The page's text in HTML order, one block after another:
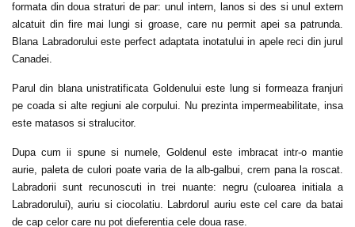
formata din doua straturi de par: unul intern, lanos si des si unul extern
alcatuit din fire mai lungi si groase, care nu permit apei sa patrunda.
Blana Labradorului este perfect adaptata inotatului in apele reci din jurul
Canadei.
Parul din blana unistratificata Goldenului este lung si formeaza franjuri
pe coada si alte regiuni ale corpului. Nu prezinta impermeabilitate, insa
este matasos si stralucitor.
Dupa cum ii spune si numele, Goldenul este imbracat intr-o mantie
aurie, paleta de culori poate varia de la alb-galbui, crem pana la roscat.
Labradorii sunt recunoscuti in trei nuante: negru (culoarea initiala a
Labradorului), auriu si ciocolatiu. Labrdorul auriu este cel care da batai
de cap celor care nu pot dieferentia cele doua rase.